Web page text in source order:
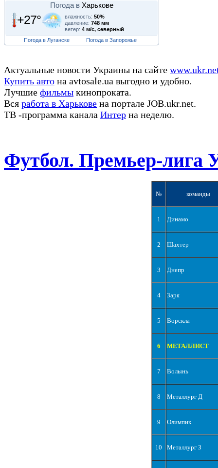
Погода в Харькове
+27° влажность: 50%
давление: 748 мм
ветер: 4 м/с, северный
Погода в Луганске
Погода в Запорожье
Актуальные новости Украины на сайте
Купить авто на avtosale.ua выгодно и удобно.
Лучшие фильмы кинопроката.
Вся работа в Харькове на портале JOB.ukr.net.
ТВ -программа канала Интер на неделю.
Футбол. Премьер-лига
№ команды
1 Динамо
2 Шахтер
3 Днепр
4 Заря
5 Ворскла
6 МЕТАЛЛИСТ
7 Волынь
8 Металлург Д
9 Олимпик
10 Металлург З